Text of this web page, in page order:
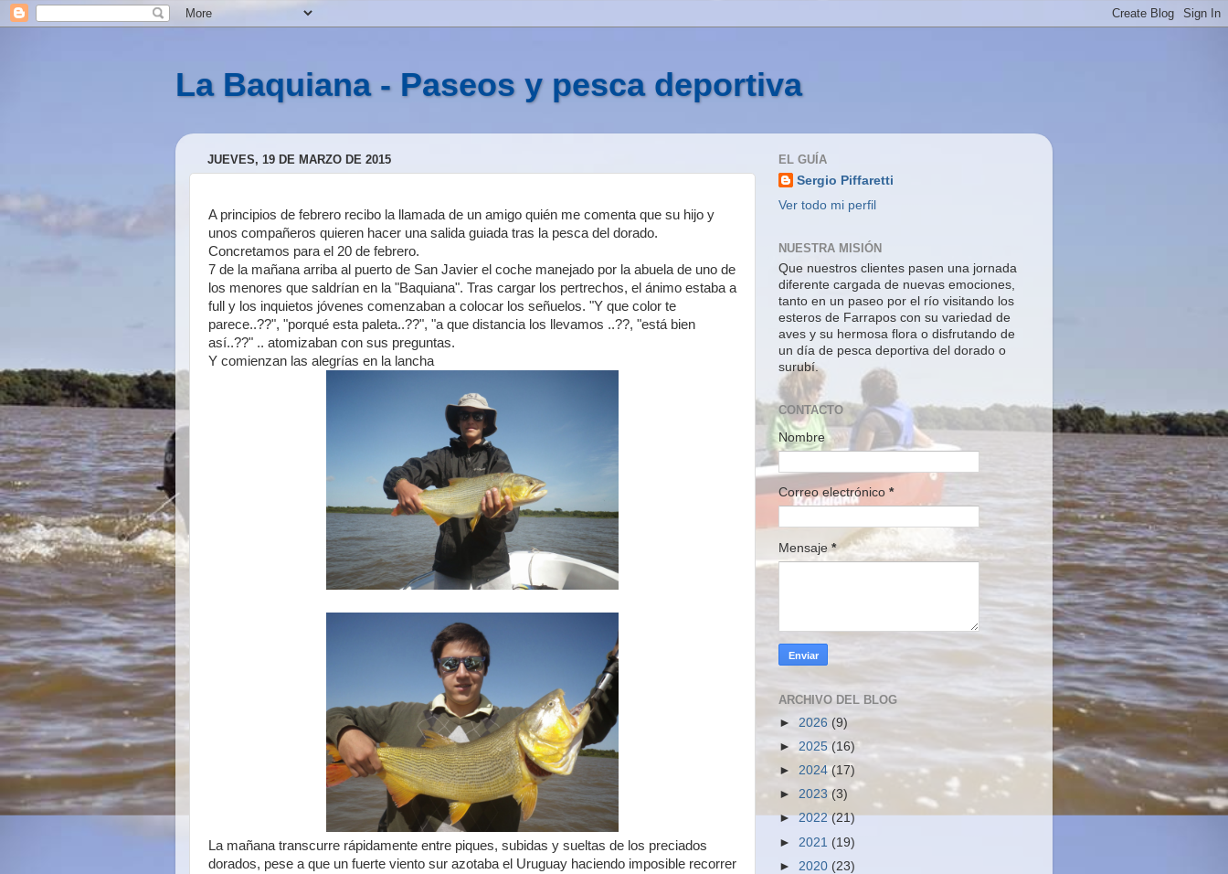
La Baquiana - Paseos y pesca deportiva
JUEVES, 19 DE MARZO DE 2015
A principios de febrero recibo la llamada de un amigo quién me comenta que su hijo y
unos compañeros quieren hacer una salida guiada tras la pesca del dorado.
Concretamos para el 20 de febrero.
7 de la mañana arriba al puerto de San Javier el coche manejado por la abuela de uno de
los menores que saldrían en la "Baquiana". Tras cargar los pertrechos, el ánimo estaba a
full y los inquietos jóvenes comenzaban a colocar los señuelos. "Y que color te
parece..??", "porqué esta paleta..??", "a que distancia los llevamos ..??, "está bien
así..??" .. atomizaban con sus preguntas.
Y comienzan las alegrías en la lancha
La mañana transcurre rápidamente entre piques, subidas y sueltas de los preciados
dorados, pese a que un fuerte viento sur azotaba el Uruguay haciendo imposible recorrer
EL GUÍA
Sergio Piffaretti
Ver todo mi perfil
NUESTRA MISIÓN
Que nuestros clientes pasen una jornada
diferente cargada de nuevas emociones,
tanto en un paseo por el río visitando los
esteros de Farrapos con su variedad de
aves y su hermosa flora o disfrutando de
un día de pesca deportiva del dorado o
surubí.
CONTACTO
Nombre
Correo electrónico *
Mensaje *
ARCHIVO DEL BLOG
► 2026 (9)
► 2025 (16)
► 2024 (17)
► 2023 (3)
►2022(21)
► 2021 (19)
► 2020 (23)